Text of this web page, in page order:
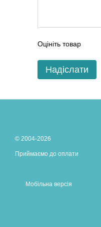
Оцініть товар
Надіслати
© 2004-2026
Приймаємо до оплати
Мобільна версія